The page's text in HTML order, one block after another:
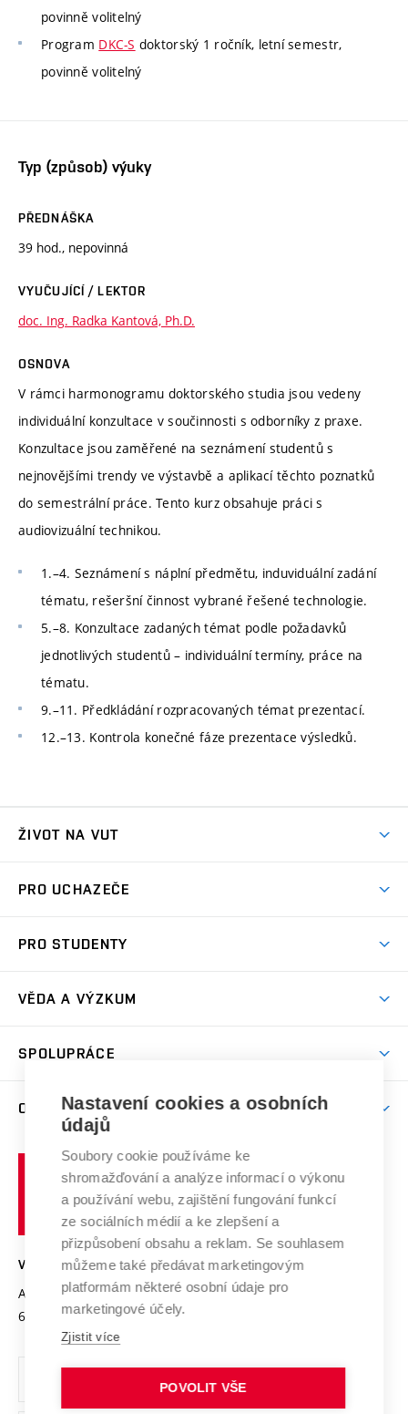
povinně volitelný
Program DKC-S doktorský 1 ročník, letní semestr,
povinně volitelný
Typ (způsob) výuky
PŘEDNÁŠKA
39 hod., nepovinná
VYUČUJÍCÍ / LEKTOR
doc. Ing. Radka Kantová, Ph.D.
OSNOVA
V rámci harmonogramu doktorského studia jsou vedeny
individuální konzultace v součinnosti s odborníky z praxe.
Konzultace jsou zaměřené na seznámení studentů s
nejnovějšími trendy ve výstavbě a aplikací těchto poznatků
do semestrální práce. Tento kurz obsahuje práci s
audiovizuální technikou.
1.–4. Seznámení s náplní předmětu, induviduální zadání
tématu, rešeršní činnost vybrané řešené technologie.
5.–8. Konzultace zadaných témat podle požadavků
jednotlivých studentů – individuální termíny, práce na
tématu.
9.–11. Předkládání rozpracovaných témat prezentací.
12.–13. Kontrola konečné fáze prezentace výsledků.
ŽIVOT NA VUT
Koleje
Sport na VUT
PRO UCHAZEČE
Dny otevřených dveří
Celoživotní vzdělávání
E-přihláška
PRO STUDENTY
Harmonogram akademického roku
Závěrečné práce
Doktorské studium
Zpracování osobních údajů studentů
Sociální bezpečí
Studium bez bariér
Podpora podnikání
VĚDA A VÝZKUM
Mezinárodní vědecká rada
Systém zajišťování kvality výzkumu
Výzkumné infrastruktury
Transfer znalostí
Open Science
Projekty
Projekty ze strukturálních fondů
Specifický výzkum
SPOLUPRÁCE
Zahraniční spolupráce
Spolupráce se školami
Služby univerzity
Mezinárodní dohody
Univerzitní sítě
O UNIVERZITĚ
Profil univerzity
Udržitelná univerzita
Podnikavá univerzita / ContriBUTe
Bezpečná univerzita
Vyznamenání
Organizační struktura
Ochrana osobních údajů
učení
technické
VYSOKÉ UČENÍ TECHNICKÉ V BRNĚ
Antonínská 548/1
602 00 Brno
www.vut.cz
vut@vutbr.cz
Nastavení cookies a osobních
údajů
Soubory cookie používáme ke
shromažďování a analýze informací o výkonu
a používání webu, zajištění fungování funkcí
ze sociálních médií a ke zlepšení a
přizpůsobení obsahu a reklam. Se souhlasem
můžeme také předávat marketingovým
platformám některé osobní údaje pro
marketingové účely.
Zjistit více
POVOLIT VŠE